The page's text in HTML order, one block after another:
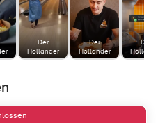
Der
Holländer
Der
Holländer
Der